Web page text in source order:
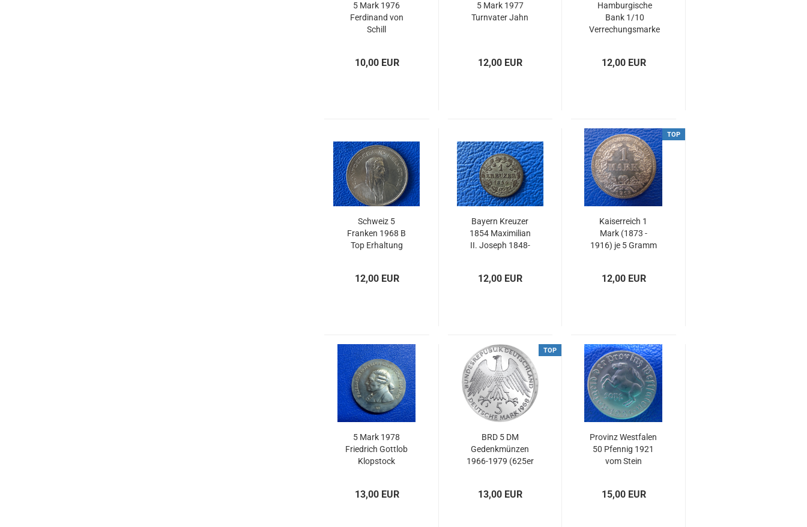
5 Mark 1976
Ferdinand von
Schill
10,00 EUR
5 Mark 1977
Turnvater Jahn
12,00 EUR
Hamburgische
Bank 1/10
Verrechungsmarke
12,00 EUR
Schweiz 5
Franken 1968 B
Top Erhaltung
12,00 EUR
Bayern Kreuzer
1854 Maximilian
II. Joseph 1848-
12,00 EUR
TOP
Kaiserreich 1
Mark (1873 -
1916) je 5 Gramm
12,00 EUR
5 Mark 1978
Friedrich Gottlob
Klopstock
13,00 EUR
TOP
BRD 5 DM
Gedenkmünzen
1966-1979 (625er
13,00 EUR
Provinz Westfalen
50 Pfennig 1921
vom Stein
15,00 EUR